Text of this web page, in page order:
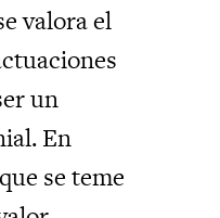
valora el
un
En
se teme